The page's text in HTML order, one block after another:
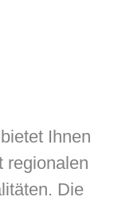
Ihnen
regionalen
Die